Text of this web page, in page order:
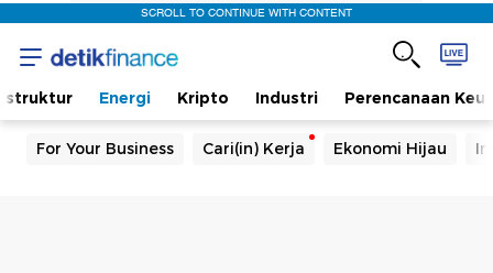
SCROLL TO CONTINUE WITH CONTENT
Energi Kripto Industri Perencanaan
For Your Business Cari(in) Kerja Ekonomi Hijau